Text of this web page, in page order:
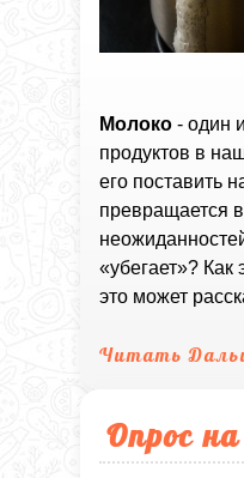
Молоко - один
продуктов в
его поставить
превращается
«убегает»? Как
это может
Читать
Опрос